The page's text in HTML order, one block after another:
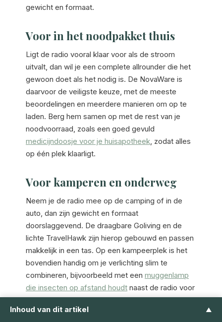
gewicht en formaat.
Voor in het noodpakket thuis
Ligt de radio vooral klaar voor als de stroom
uitvalt, dan wil je een complete allrounder die het
gewoon doet als het nodig is. De NovaWare is
daarvoor de veiligste keuze, met de meeste
beoordelingen en meerdere manieren om op te
laden. Berg hem samen op met de rest van je
noodvoorraad, zoals een goed gevuld
medicijndoosje voor je huisapotheek , zodat alles
op één plek klaarligt.
Voor kamperen en onderweg
Neem je de radio mee op de camping of in de
auto, dan zijn gewicht en formaat
doorslaggevend. De draagbare Goliving en de
lichte TravelHawk zijn hierop gebouwd en passen
makkelijk in een tas. Op een kampeerplek is het
bovendien handig om je verlichting slim te
combineren, bijvoorbeeld met een muggenlamp
die insecten op afstand houdt naast de radio voor
het weerbericht.
Inhoud van dit artikel ▲